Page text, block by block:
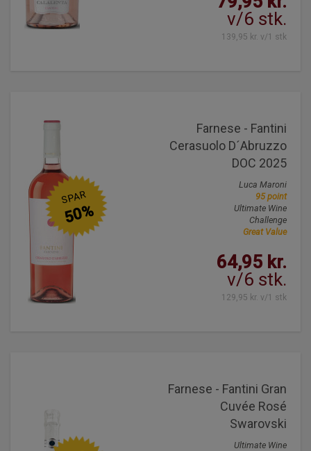
v/6 stk.
139,95 kr. v/1 stk
Farnese - Fantini
Cerasuolo D´Abruzzo
DOC 2025
Luca Maroni
95 point
Ultimate Wine
Challenge
Great Value
64,95 kr.
v/6 stk.
129,95 kr. v/1 stk
SPAR
50%
Farnese - Fantini Gran
Cuvée Rosé
Swarovski
Ultimate Wine